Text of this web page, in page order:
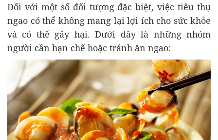
Đối với một số đối tượng đặc biệt, việc tiêu thụ
ngao có thể không mang lại lợi ích cho sức khỏe
và có thể gây hại. Dưới đây là những nhóm
người cần hạn chế hoặc tránh ăn ngao: